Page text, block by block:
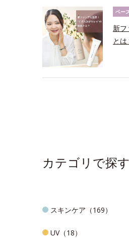
ベー
新
とは
カテゴリで探す
スキンケア（169）
UV（18）